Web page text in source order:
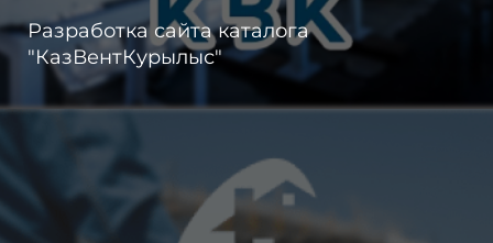
Разработка сайта каталога
"КазВентКурылыс"